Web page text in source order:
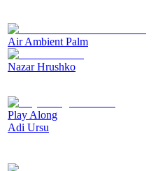
Air Ambient Palm
Nazar Hrushko
Play Along
Adi Ursu